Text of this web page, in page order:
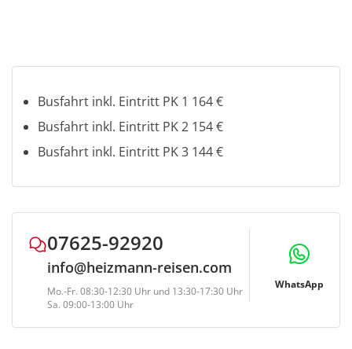
80%*
*zzgl. 100% Fremdleistung (Eintrittskarten, Schiff-
und Bahnfahrten, Mahlzeiten etc.)
von € 10,- p.P. anfallen
Busfahrt inkl. Eintritt PK 1 164 €
Busfahrt inkl. Eintritt PK 2 154 €
Busfahrt inkl. Eintritt PK 3 144 €
07625-92920
info@heizmann-reisen.com
Mo.-Fr. 08:30-12:30 Uhr und 13:30-17:30 Uhr
Sa. 09:00-13:00 Uhr
WhatsApp